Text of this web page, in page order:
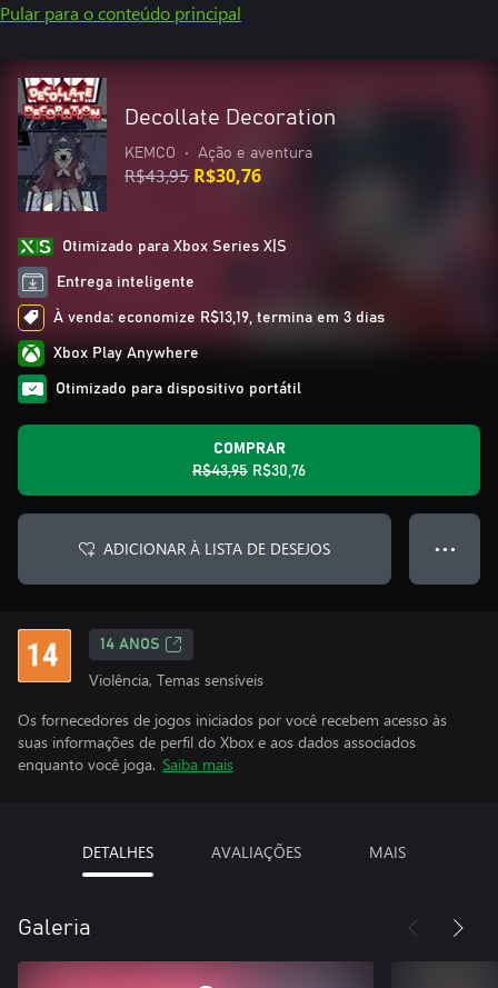
Pular para o conteúdo principal
Decollate Decoration
KEMCO • Ação e aventura
R$43,95 R$30,76
Otimizado para Xbox Series X|S
Entrega inteligente
À venda: economize R$13,19, termina em 3 dias
Xbox Play Anywhere
Otimizado para dispositivo portátil
COMPRAR
R$43,95 R$30,76
ADICIONAR À LISTA DE DESEJOS ● ● ●
14 ANOS
Violência, Temas sensíveis
Os fornecedores de jogos iniciados por você recebem acesso às
suas informações de perfil do Xbox e aos dados associados
enquanto você joga. Saiba mais
DETALHES AVALIAÇÕES MAIS
Galeria